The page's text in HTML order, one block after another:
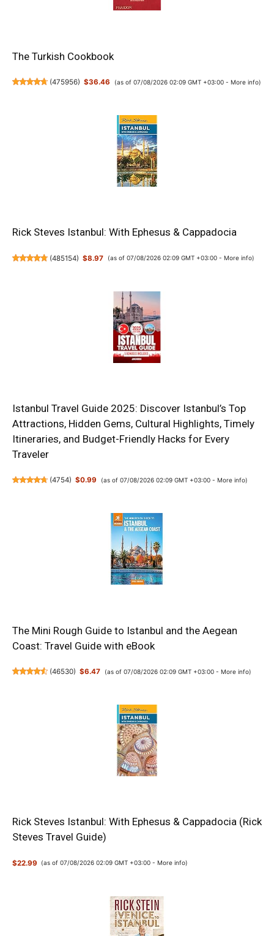
The Turkish Cookbook
(475956) $36.46 (as of 07/08/2026 02:09 GMT +03:00 - More info)
Rick Steves Istanbul: With Ephesus & Cappadocia
(485154) $8.97 (as of 07/08/2026 02:09 GMT +03:00 - More info)
Istanbul Travel Guide 2025: Discover Istanbul’s Top
Attractions, Hidden Gems, Cultural Highlights, Timely
Itineraries, and Budget-Friendly Hacks for Every
Traveler
(4754) $0.99 (as of 07/08/2026 02:09 GMT +03:00 - More info)
The Mini Rough Guide to Istanbul and the Aegean
Coast: Travel Guide with eBook
(46530) $6.47 (as of 07/08/2026 02:09 GMT +03:00 - More info)
Rick Steves Istanbul: With Ephesus & Cappadocia (Rick
Steves Travel Guide)
$22.99 (as of 07/08/2026 02:09 GMT +03:00 - More info)